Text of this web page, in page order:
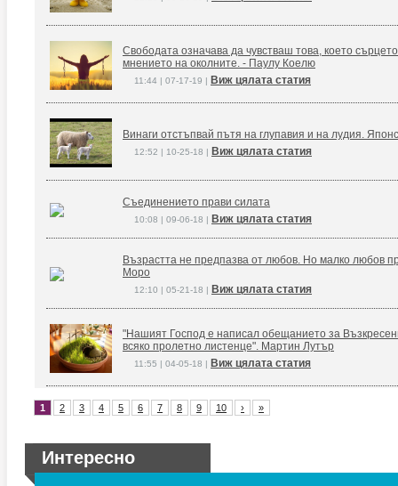
Свободата означава да чувстваш това, което
мнението на околните. - Паулу Коелю
11:44 | 07-17-19 | Виж цялата статия
Винаги отстъпвай пътя на глупавия и на лудия.
12:52 | 10-25-18 | Виж цялата статия
Съединението прави силата
10:08 | 09-06-18 | Виж цялата статия
Възрастта не предпазва от любов. Но малко любов
Моро
12:10 | 05-21-18 | Виж цялата статия
"Нашият Господ е написал обещанието за
всяко пролетно листенце". Мартин Лутър
11:55 | 04-05-18 | Виж цялата статия
1 2 3 4 5 6 7 8 9 10 › »
Интересно